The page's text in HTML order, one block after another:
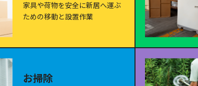
家具や荷物を安全に新居へ運ぶ
ための移動と設置作業
お掃除